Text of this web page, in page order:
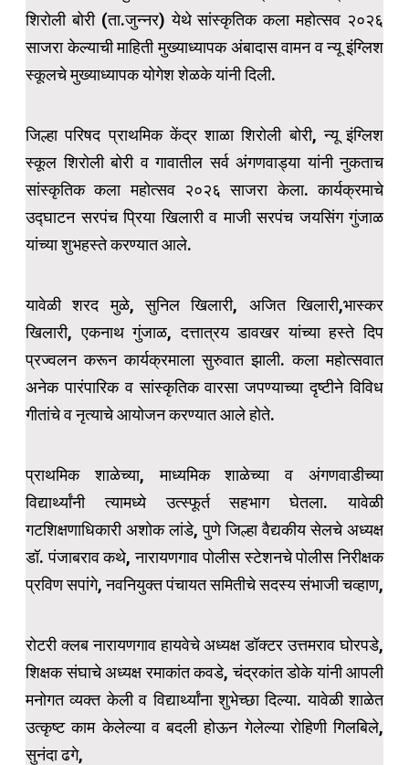
शिरोली बोरी (ता.जुन्नर) येथे सांस्कृतिक कला महोत्सव २०२६
साजरा केल्याची माहिती मुख्याध्यापक अंबादास वामन व न्यू इंग्लिश
स्कूलचे मुख्याध्यापक योगेश शेळके यांनी दिली.
जिल्हा परिषद प्राथमिक केंद्र शाळा शिरोली बोरी, न्यू इंग्लिश
स्कूल शिरोली बोरी व गावातील सर्व अंगणवाड्या यांनी नुकताच
सांस्कृतिक कला महोत्सव २०२६ साजरा केला. कार्यक्रमाचे
उद्घाटन सरपंच प्रिया खिलारी व माजी सरपंच जयसिंग गुंजाळ
यांच्या शुभहस्ते करण्यात आले.
यावेळी शरद मुळे, सुनिल खिलारी, अजित खिलारी,भास्कर
खिलारी, एकनाथ गुंजाळ, दत्तात्रय डावखर यांच्या हस्ते दिप
प्रज्वलन करून कार्यक्रमाला सुरुवात झाली. कला महोत्सवात
अनेक पारंपारिक व सांस्कृतिक वारसा जपण्याच्या दृष्टीने विविध
गीतांचे व नृत्याचे आयोजन करण्यात आले होते.
प्राथमिक शाळेच्या, माध्यमिक शाळेच्या व अंगणवाडीच्या
विद्यार्थ्यांनी त्यामध्ये उत्स्फूर्त सहभाग घेतला. यावेळी
गटशिक्षणाधिकारी अशोक लांडे, पुणे जिल्हा वैद्यकीय सेलचे अध्यक्ष
डॉ. पंजाबराव कथे, नारायणगाव पोलीस स्टेशनचे पोलीस निरीक्षक
प्रविण सपांगे, नवनियुक्त पंचायत समितीचे सदस्य संभाजी चव्हाण,
रोटरी क्लब नारायणगाव हायवेचे अध्यक्ष डॉक्टर उत्तमराव घोरपडे,
शिक्षक संघाचे अध्यक्ष रमाकांत कवडे, चंद्रकांत डोके यांनी आपली
मनोगत व्यक्त केली व विद्यार्थ्यांना शुभेच्छा दिल्या. यावेळी शाळेत
उत्कृष्ट काम केलेल्या व बदली होऊन गेलेल्या रोहिणी गिलबिले,
सुनंदा ढगे,